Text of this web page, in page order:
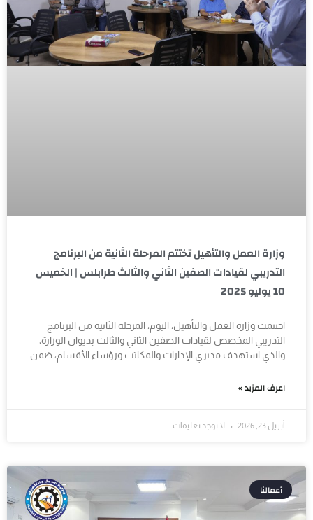
وزارة العمل والتأهيل تختتم المرحلة الثانية من البرنامج
التدريبي لقيادات الصفين الثاني والثالث طرابلس | الخميس
10 يوليو 2025
اختتمت وزارة العمل والتأهيل، اليوم، المرحلة الثانية من البرنامج
التدريبي المخصص لقيادات الصفين الثاني والثالث بديوان الوزارة،
والذي استهدف مديري الإدارات والمكاتب ورؤساء الأقسام، ضمن
اعرف المزيد »
أبريل 23, 2026 لا توجد تعليقات
أعمالنا